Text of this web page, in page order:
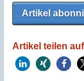
Artikel
Artikel teilen